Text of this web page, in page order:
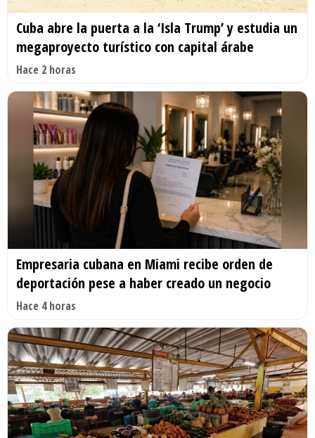
Cuba abre la puerta a la ‘Isla Trump’ y estudia un
megaproyecto turístico con capital árabe
Hace 2 horas
Empresaria cubana en Miami recibe orden de
deportación pese a haber creado un negocio
Hace 4 horas